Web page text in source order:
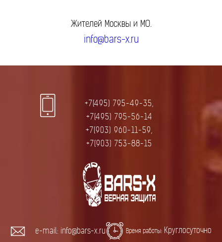
Жителей Москвы и МО.
info@bars-x.ru
e-mail: info@bars-x.ru Время работы: Круглосуточно
+7(495) 795-49-35,
+7(495) 795-56-14
+7(903) 960-11-59,
+7(903) 753-88-15